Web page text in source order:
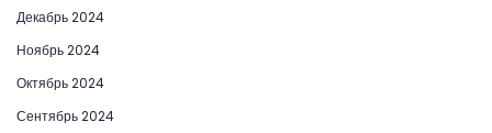
Декабрь 2024
Ноябрь 2024
Октябрь 2024
Сентябрь 2024